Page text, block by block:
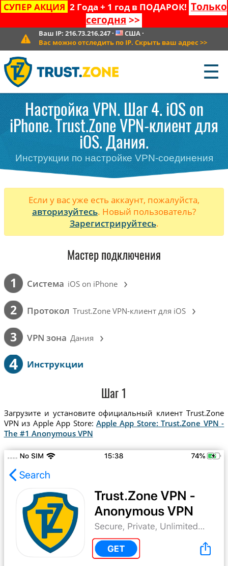
СУПЕР АКЦИЯ 2 Года + 1 год в ПОДАРОК! Только
сегодня >>
Ваш IP: 216.73.216.247· США·
Вас можно отследить по IP. Скрыть ваш адрес >>
☰
Настройка VPN. Шаг 4. iOS on
iPhone. Trust.Zone VPN-клиент для
iOS. Дания.
Инструкции по настройке VPN-соединения
Если у вас уже есть аккаунт, пожалуйста,
авторизуйтесь. Новый пользователь?
Зарегистрируйтесь.
Мастер подключения
1 Cистема iOS on iPhone ›
2 Протокол Trust.Zone VPN-клиент для iOS ›
3 VPN зона Дания ›
4 Инструкции
Шаг 1
Загрузите и установите официальный клиент Trust.Zone
VPN из Apple App Store: Apple App Store: Trust.Zone VPN -
The #1 Anonymous VPN